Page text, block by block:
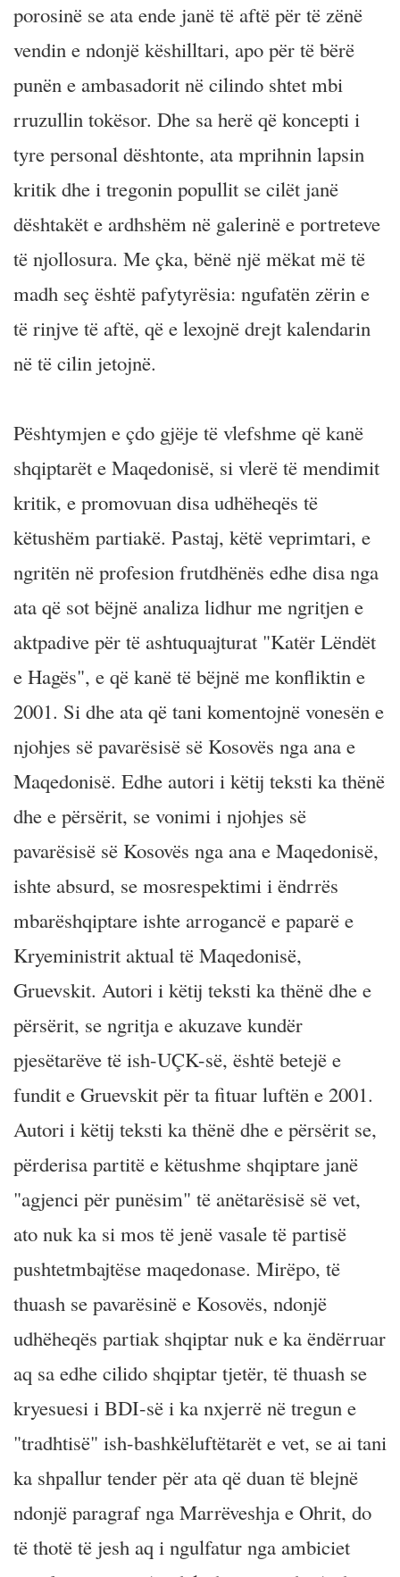
porosinë se ata ende janë të aftë për të zënë
vendin e ndonjë këshilltari, apo për të bërë
punën e ambasadorit në cilindo shtet mbi
rruzullin tokësor. Dhe sa herë që koncepti i
tyre personal dështonte, ata mprihnin lapsin
kritik dhe i tregonin popullit se cilët janë
dështakët e ardhshëm në galerinë e portreteve
të njollosura. Me çka, bënë një mëkat më të
madh seç është pafytyrësia: ngufatën zërin e
të rinjve të aftë, që e lexojnë drejt kalendarin
në të cilin jetojnë.
Pështymjen e çdo gjëje të vlefshme që kanë
shqiptarët e Maqedonisë, si vlerë të mendimit
kritik, e promovuan disa udhëheqës të
këtushëm partiakë. Pastaj, këtë veprimtari, e
ngritën në profesion frutdhënës edhe disa nga
ata që sot bëjnë analiza lidhur me ngritjen e
aktpadive për të ashtuquajturat "Katër Lëndët
e Hagës", e që kanë të bëjnë me konfliktin e
2001. Si dhe ata që tani komentojnë vonesën e
njohjes së pavarësisë së Kosovës nga ana e
Maqedonisë. Edhe autori i këtij teksti ka thënë
dhe e përsërit, se vonimi i njohjes së
pavarësisë së Kosovës nga ana e Maqedonisë,
ishte absurd, se mosrespektimi i ëndrrës
mbarëshqiptare ishte arrogancë e paparë e
Kryeministrit aktual të Maqedonisë,
Gruevskit. Autori i këtij teksti ka thënë dhe e
përsërit, se ngritja e akuzave kundër
pjesëtarëve të ish-UÇK-së, është betejë e
fundit e Gruevskit për ta fituar luftën e 2001.
Autori i këtij teksti ka thënë dhe e përsërit se,
përderisa partitë e këtushme shqiptare janë
"agjenci për punësim" të anëtarësisë së vet,
ato nuk ka si mos të jenë vasale të partisë
pushtetmbajtëse maqedonase. Mirëpo, të
thuash se pavarësinë e Kosovës, ndonjë
udhëheqës partiak shqiptar nuk e ka ëndërruar
aq sa edhe cilido shqiptar tjetër, të thuash se
kryesuesi i BDI-së i ka nxjerrë në tregun e
"tradhtisë" ish-bashkëluftëtarët e vet, se ai tani
ka shpallur tender për ata që duan të blejnë
ndonjë paragraf nga Marrëveshja e Ohrit, do
të thotë të jesh aq i ngulfatur nga ambiciet